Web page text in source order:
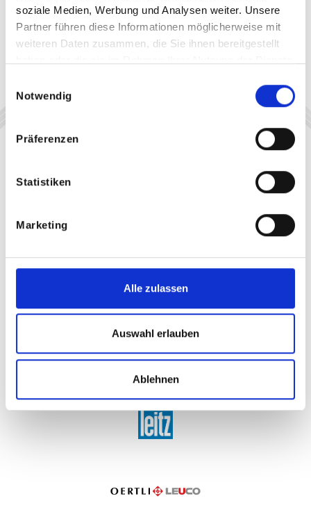
soziale Medien, Werbung und Analysen weiter. Unsere
Partner führen diese Informationen möglicherweise mit
weiteren Daten zusammen, die Sie ihnen bereitgestellt
Notwendig
Präferenzen
Statistiken
Marketing
Alle zulassen
Auswahl erlauben
Ablehnen